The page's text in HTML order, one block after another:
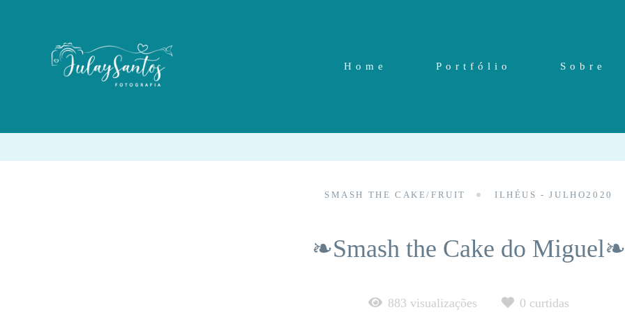
Home Portfólio Sobre
SMASH THE CAKE/FRUIT ILHÉUS - JULHO2020
❧Smash the Cake do Miguel❧
883 visualizações 0 curtidas